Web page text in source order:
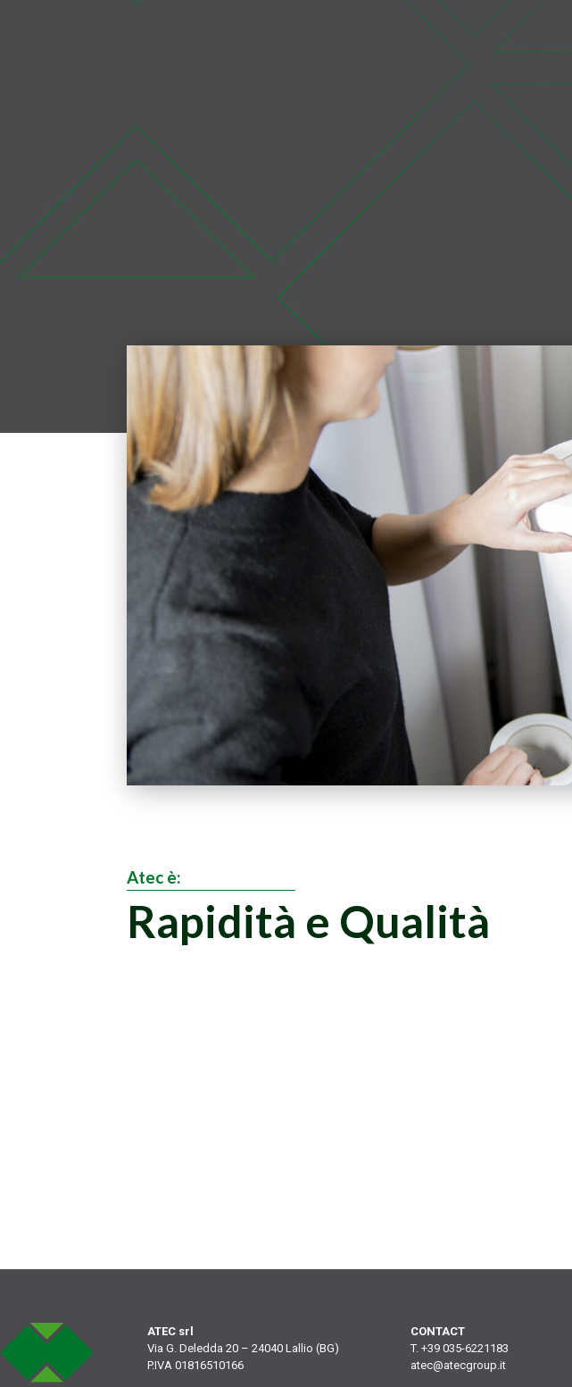
Atec è:
Rapidità e Qualità
ATEC srl
Via G. Deledda 20 – 24040 Lallio (BG)
P.IVA 01816510166
CONTACT
T. +39 035-6221183
atec@atecgroup.it